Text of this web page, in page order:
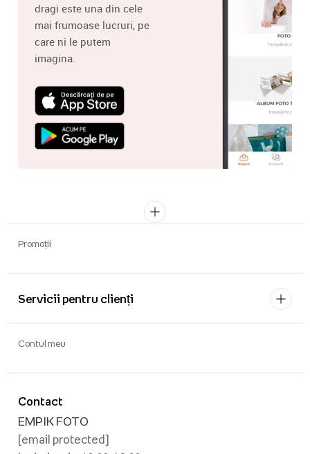
dragi este una din cele
mai frumoase lucruri, pe
care ni le putem
imagina.
Promoții
Servicii pentru clienți
Contact
EMPIK FOTO
[email protected]
Contul meu